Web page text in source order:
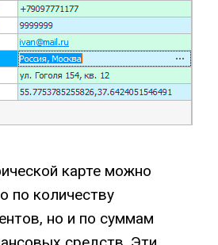
карте можно
по количеству
но и по суммам